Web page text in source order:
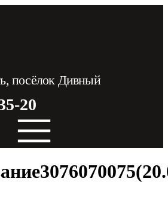
посёлок Дивный
20